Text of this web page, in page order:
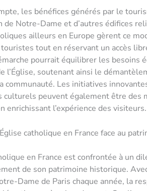
les bénéfices générés par le
de Notre-Dame et d’autres édifices
ailleurs en Europe gèrent ce
touristes tout en réservant un accès
pourrait équilibrer les besoins
l’Église, soutenant ainsi le
communauté. Les initiatives
culturels peuvent également être des
enrichissant l’expérience des visiteurs.
catholique en France face au
en France est confrontée à un
de son patrimoine historique.
Dame de Paris chaque année, la